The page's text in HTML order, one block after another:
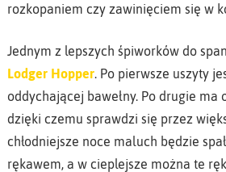
rozkopaniem czy zawinięciem się w
Jednym z lepszych śpiworków do
Lodger Hopper. Po pierwsze uszyty
oddychającej bawełny. Po drugie ma
dzięki czemu sprawdzi się przez
chłodniejsze noce maluch będzie
rękawem, a w cieplejsze można te